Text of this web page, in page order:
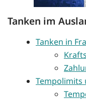
Tanken im
Tanken in
Tempolimits